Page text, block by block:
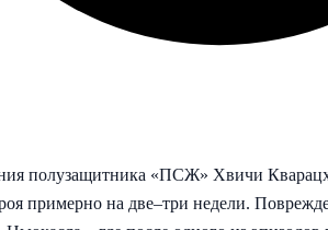
полузащитника «ПСЖ» Хвичи
примерно на две–три недели.